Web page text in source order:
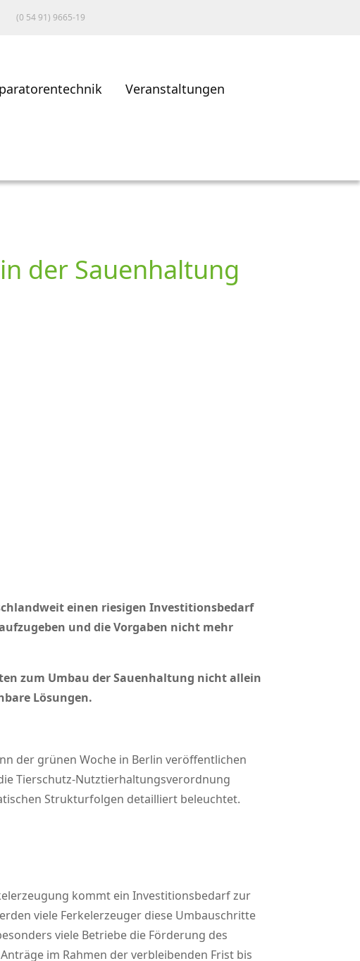
(0 54 91) 9665-19
Veranstaltungen
der Sauenhaltung
einen riesigen Investitionsbedarf
und die Vorgaben nicht mehr
zum Umbau der Sauenhaltung nicht allein
Lösungen.
der grünen Woche in Berlin veröffentlichen
Tierschutz-Nutztierhaltungsverordnung
Strukturfolgen detailliert beleuchtet.
kommt ein Investitionsbedarf zur
viele Ferkelerzeuger diese Umbauschritte
viele Betriebe die Förderung des
im Rahmen der verbleibenden Frist bis